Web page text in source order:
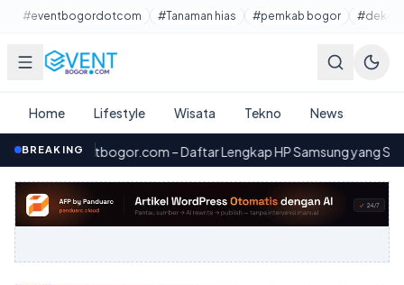
Lewati ke konten utama
#eventbogordotcom #Tanaman hias #pemkab bogor
Home Lifestyle Wisata Tekno News
BREAKING
00.50Eventbogor.com – Daftar Lengkap HP Samsung yang Siap